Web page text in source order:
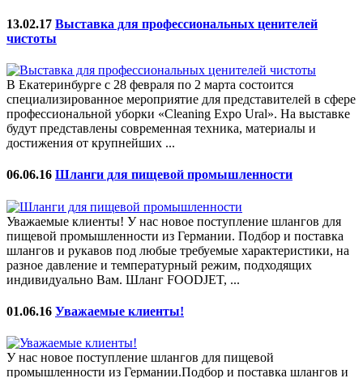
13.02.17 Выставка для профессиональных ценителей
чистоты
В Екатеринбурге с 28 февраля по 2 марта состоится
специализированное мероприятие для представителей в сфере
профессиональной уборки «Cleaning Expo Ural». На выставке
будут представлены современная техника, материалы и
достижения от крупнейших ...
06.06.16 Шланги для пищевой промышленности
Уважаемые клиенты! У нас новое поступление шлангов для
пищевой промышленности из Германии. Подбор и поставка
шлангов и рукавов под любые требуемые характеристики, на
разное давление и температурный режим, подходящих
индивидуально Вам. Шланг FOODJET, ...
01.06.16 Уважаемые клиенты!
У нас новое поступление шлангов для пищевой
промышленности из Германии.Подбор и поставка шлангов и